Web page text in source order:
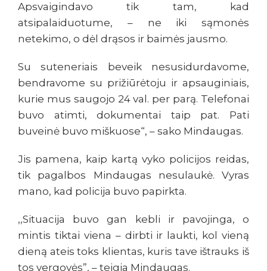
Apsvaigindavo tik tam, kad
atsipalaiduotume, – ne iki sąmonės
netekimo, o dėl drąsos ir baimės jausmo.
Su suteneriais beveik nesusidurdavome,
bendravome su prižiūrėtoju ir apsauginiais,
kurie mus saugojo 24 val. per parą. Telefonai
buvo atimti, dokumentai taip pat. Pati
buveinė buvo miškuose“, – sako Mindaugas.
Jis pamena, kaip kartą vyko policijos reidas,
tik pagalbos Mindaugas nesulaukė. Vyras
mano, kad policija buvo papirkta.
,,Situacija buvo gan kebli ir pavojinga, o
mintis tiktai viena – dirbti ir laukti, kol vieną
dieną ateis toks klientas, kuris tave ištrauks iš
tos vergovės”, – teigia Mindaugas.